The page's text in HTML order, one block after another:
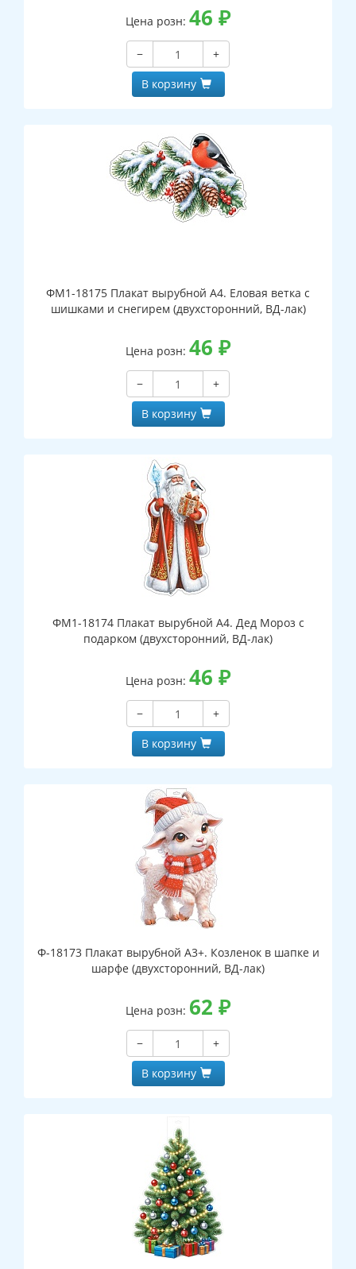
Цена розн: 46 ₽
−
+
В корзину
ФМ1-18175 Плакат вырубной А4. Еловая ветка с
шишками и снегирем (двухсторонний, ВД-лак)
Цена розн: 46 ₽
−
+
В корзину
ФМ1-18174 Плакат вырубной А4. Дед Мороз с
подарком (двухсторонний, ВД-лак)
Цена розн: 46 ₽
−
+
В корзину
Ф-18173 Плакат вырубной А3+. Козленок в шапке и
шарфе (двухсторонний, ВД-лак)
Цена розн: 62 ₽
−
+
В корзину